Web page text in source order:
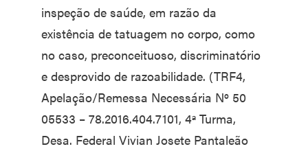
inspeção de saúde, em razão da
existência de tatuagem no corpo, como
no caso, preconceituoso, discriminatório
e desprovido de razoabilidade. (TRF4,
Apelação/Remessa Necessária Nº 50
05533 – 78.2016.404.7101, 4ª Turma,
Desa. Federal Vivian Josete Pantaleão